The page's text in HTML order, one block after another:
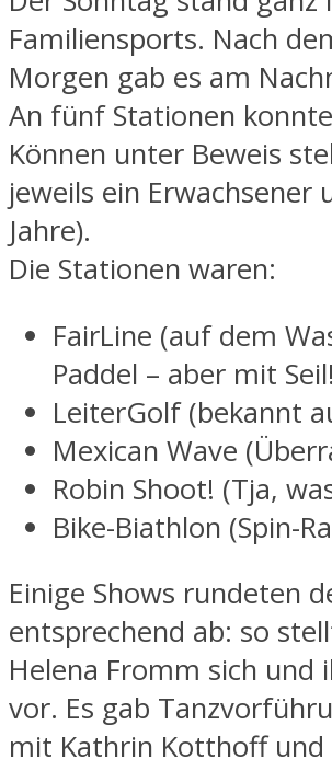
Familiensports. Nach
Morgen gab es am
An fünf Stationen
Können unter Beweis
jeweils ein Erwachsener
Jahre).
Die Stationen waren:
FairLine (auf dem
Paddel – aber mit
LeiterGolf (bekannt
Mexican Wave
Robin Shoot! (Tja,
Bike-Biathlon (Spin-
Einige Shows rundeten
entsprechend ab: so
Helena Fromm sich
vor. Es gab
mit Kathrin Kotthoff und